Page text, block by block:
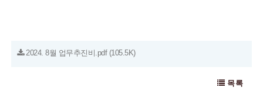
2024. 8월 업무추진비.pdf(105.5K)
목록